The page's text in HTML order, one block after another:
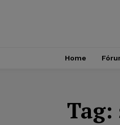
Home
Tag: